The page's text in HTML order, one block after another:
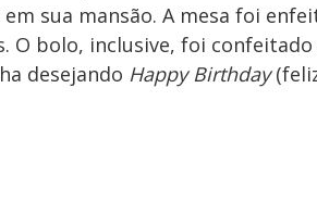
sua mansão. A mesa foi
O bolo, inclusive, foi
desejando Happy Birthday